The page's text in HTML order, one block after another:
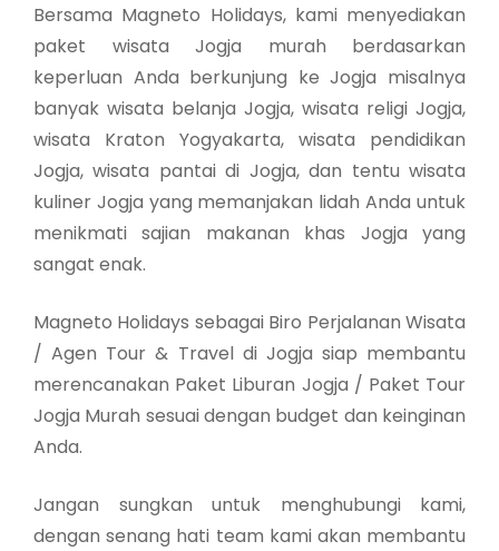
Bersama Magneto Holidays, kami menyediakan
paket wisata Jogja murah berdasarkan
keperluan Anda berkunjung ke Jogja misalnya
banyak wisata belanja Jogja, wisata religi Jogja,
wisata Kraton Yogyakarta, wisata pendidikan
Jogja, wisata pantai di Jogja, dan tentu wisata
kuliner Jogja yang memanjakan lidah Anda untuk
menikmati sajian makanan khas Jogja yang
sangat enak.
Magneto Holidays sebagai Biro Perjalanan Wisata
/ Agen Tour & Travel di Jogja siap membantu
merencanakan Paket Liburan Jogja / Paket Tour
Jogja Murah sesuai dengan budget dan keinginan
Anda.
Jangan sungkan untuk menghubungi kami,
dengan senang hati team kami akan membantu